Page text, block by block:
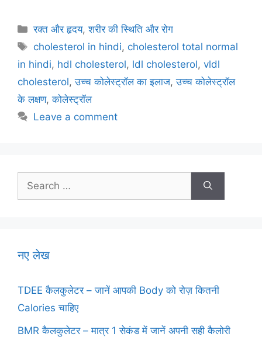
c
e
b
o
o
k
itt
er
ai
l
er
e
st
at
s
A
p
e
gr
a
m
e
Categories
रक्त और हृदय,शरीर की स्थिति और रोग
Tags
cholesterol in hindi, cholesterol total normal
in hindi, hdl cholesterol, ldl cholesterol, vldl
cholesterol,उच्च कोलेस्ट्रॉल का इलाज,उच्च कोलेस्ट्रॉल
के लक्षण,कोलेस्ट्रॉल
Leave a comment
Search
for:
नए लेख
TDEE कैलकुलेटर – जानें आपकी Body को रोज़ कितनी
Calories चाहिए
BMR कैलकुलेटर – मात्र 1 सेकंड में जानें अपनी सही कैलोरी